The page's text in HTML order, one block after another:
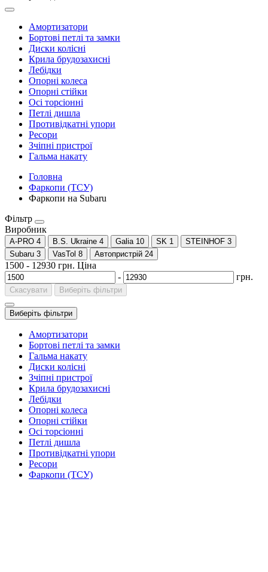
Амортизатори
Бортові петлі та замки
Диски колісні
Крила брудозахисні
Лебідки
Опорні колеса
Опорні стійки
Осі торсіонні
Петлі дишла
Противідкатні упори
Ресори
Зчіпні пристрої
Гальма накату
Головна
Фаркопи (ТСУ)
Фаркопи на Subaru
Фільтр
Виробник
A-PRO 4 B.S. Ukraine 4 Galia 10 SK 1 STEINHOF 3
Subaru 3 VasTol 8 Автопристрій 24
1500 - 12930 грн. Ціна
-
грн.
Скасувати Виберіть фільтри
Виберіть фільтри
Амортизатори
Бортові петлі та замки
Гальма накату
Диски колісні
Зчіпні пристрої
Крила брудозахисні
Лебідки
Опорні колеса
Опорні стійки
Осі торсіонні
Петлі дишла
Противідкатні упори
Ресори
Фаркопи (ТСУ)